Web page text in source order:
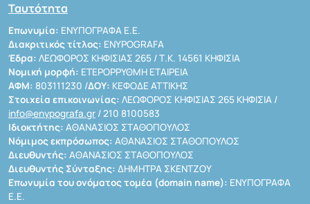
Ταυτότητα
Επωνυμία: ΕΝΥΠΟΓΡΑΦΑ Ε.Ε.
Διακριτικός τίτλος: ENYPOGRAFA
Έδρα: ΛΕΩΦΟΡΟΣ ΚΗΦΙΣΙΑΣ 265 / Τ.Κ. 14561 ΚΗΦΙΣΙΑ
Νομική μορφή: ΕΤΕΡΟΡΡΥΘΜΗ ΕΤΑΙΡΕΙΑ
ΑΦΜ: 803111230 /ΔΟΥ: ΚΕΦΟΔΕ ΑΤΤΙΚΗΣ
Στοιχεία επικοινωνίας: ΛΕΩΦΟΡΟΣ ΚΗΦΙΣΙΑΣ 265 ΚΗΦΙΣΙΑ /
info@enypografa.gr / 210 8100583
Ιδιοκτήτης: ΑΘΑΝΑΣΙΟΣ ΣΤΑΘΟΠΟΥΛΟΣ
Νόμιμος εκπρόσωπος: ΑΘΑΝΑΣΙΟΣ ΣΤΑΘΟΠΟΥΛΟΣ
Διευθυντής: ΑΘΑΝΑΣΙΟΣ ΣΤΑΘΟΠΟΥΛΟΣ
Διευθυντής Σύνταξης: ΔΗΜΗΤΡΑ ΣΚΕΝΤΖΟΥ
Επωνυμία του ονόματος τομέα (domain name): ΕΝΥΠΟΓΡΑΦΑ
Ε.Ε.